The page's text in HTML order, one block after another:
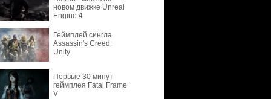
новом движке Unreal
Engine 4
Геймплей сингла
Assassin's Creed:
Unity
Первые 30 минут
геймплея Fatal Frame
V